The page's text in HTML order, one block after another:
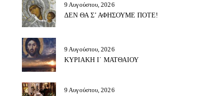
9 Αυγούστου, 2026
ΔΕΝ ΘΑ Σ’ ΑΦΗΣΟΥΜΕ ΠΟΤΕ!
9 Αυγούστου, 2026
ΚΥΡΙΑΚΗ Ι΄ ΜΑΤΘΑΙΟΥ
9 Αυγούστου, 2026